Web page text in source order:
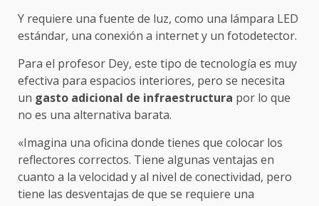
Y requiere una fuente de luz, como una lámpara LED
estándar, una conexión a internet y un fotodetector.
Para el profesor Dey, este tipo de tecnología es muy
efectiva para espacios interiores, pero se necesita
un gasto adicional de infraestructura por lo que
no es una alternativa barata.
«Imagina una oficina donde tienes que colocar los
reflectores correctos. Tiene algunas ventajas en
cuanto a la velocidad y al nivel de conectividad, pero
tiene las desventajas de que se requiere una